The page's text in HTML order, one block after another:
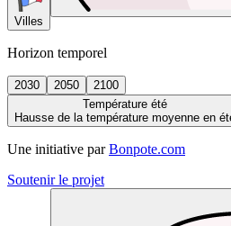
Villes
Horizon temporel
2030 2050
2100
Température été
Hausse de la température moyenne en
Une initiative par Bonpote.com
Soutenir le projet